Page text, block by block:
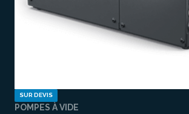
SUR DEVIS
POMPES À VIDE